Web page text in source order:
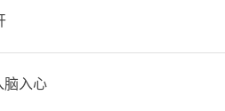
脑入心